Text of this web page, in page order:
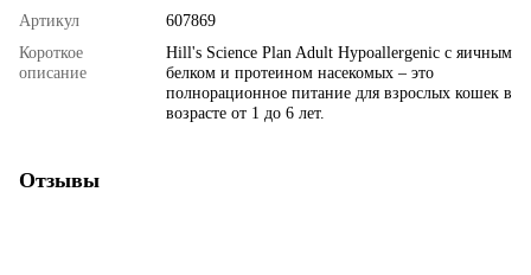
Артикул
607869
Короткое
описание
Hill's Science Plan Adult Hypoallergenic с яичным
белком и протеином насекомых – это
полнорационное питание для взрослых кошек в
возрасте от 1 до 6 лет.
Отзывы